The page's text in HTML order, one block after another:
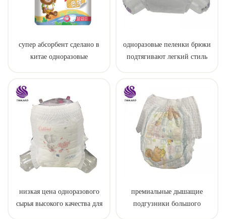
супер абсорбент сделано в
китае одноразовые
одноразовые пеленки брюки
подтягивают легкий стиль
низкая цена одноразового
сырья высокого качества для
премиальные дышащие
подгузники большого